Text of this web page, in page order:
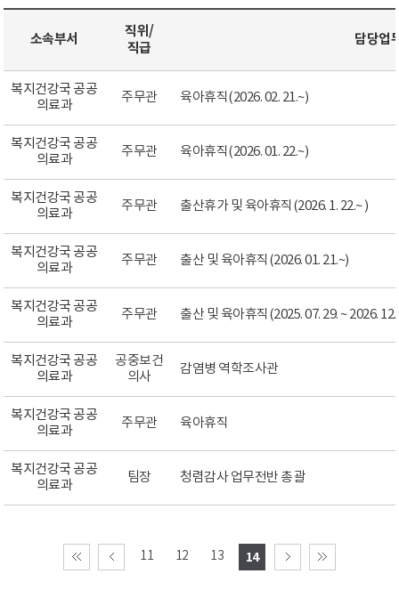
소속부서
직위/
직급
담당업
복지건강국 공공
의료과
주무관 육아휴직(2026. 02. 21.~)
복지건강국 공공
의료과
주무관 육아휴직(2026. 01. 22.~)
복지건강국 공공
의료과
주무관 출산휴가 및 육아휴직(2026. 1. 22.~ )
복지건강국 공공
의료과
주무관 출산 및 육아휴직(2026. 01. 21.~)
복지건강국 공공
의료과
주무관 출산 및 육아휴직(2025. 07. 29. ~ 2026. 12.
복지건강국 공공
의료과
공중보건
의사
감염병 역학조사관
복지건강국 공공
의료과
주무관 육아휴직
복지건강국 공공
의료과
팀장 청렴감사 업무전반 총괄
11 12 13 14